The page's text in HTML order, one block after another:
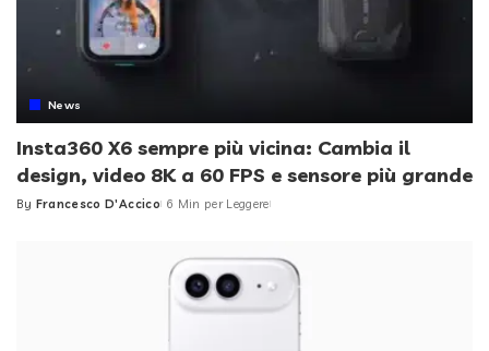
News
Insta360 X6 sempre più vicina: Cambia il
design, video 8K a 60 FPS e sensore più grande
Posted
By Francesco D'Accico 6 Min per Leggere